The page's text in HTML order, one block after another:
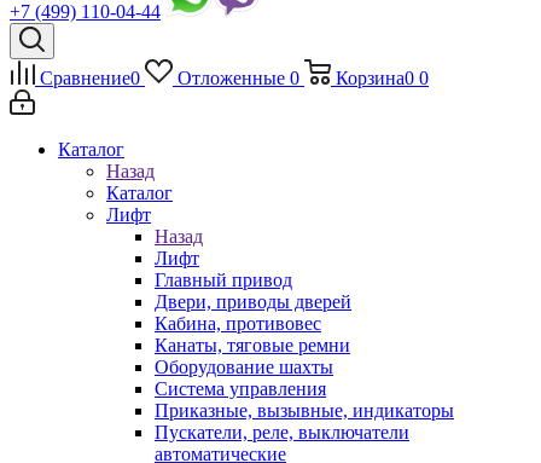
+7 (499) 110-04-44
Сравнение0 Отложенные 0 Корзина0 0
Каталог
Назад
Каталог
Лифт
Назад
Лифт
Главный привод
Двери, приводы дверей
Кабина, противовес
Канаты, тяговые ремни
Оборудование шахты
Система управления
Приказные, вызывные, индикаторы
Пускатели, реле, выключатели
автоматические